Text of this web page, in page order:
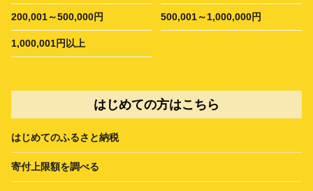
200,001～500,000円 500,001～1,000,000円
1,000,001円以上
はじめての方はこちら
はじめてのふるさと納税
寄付上限額を調べる